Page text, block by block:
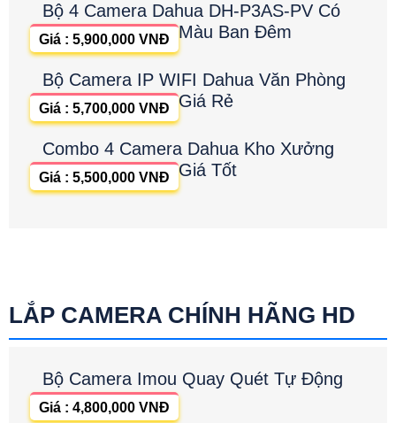
Bộ 4 Camera Dahua DH-P3AS-PV Có
Màu Ban Đêm
Giá : 5,900,000 VNĐ
Bộ Camera IP WIFI Dahua Văn Phòng
Giá Rẻ
Giá : 5,700,000 VNĐ
Combo 4 Camera Dahua Kho Xưởng
Giá Tốt
Giá : 5,500,000 VNĐ
LẮP CAMERA CHÍNH HÃNG HD
Bộ Camera Imou Quay Quét Tự Động
Giá : 4,800,000 VNĐ